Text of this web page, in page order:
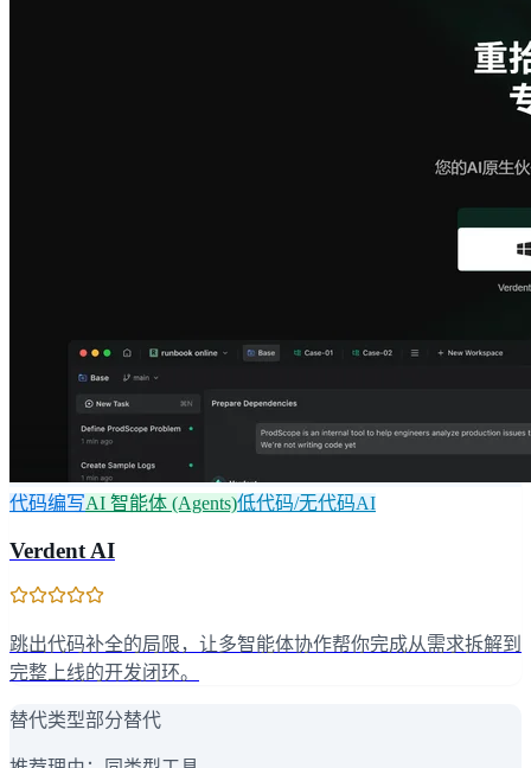
代码编写AI 智能体 (Agents)低代码/无代码AI
Verdent AI
跳出代码补全的局限，让多智能体协作帮你完成从需求拆解到
完整上线的开发闭环。
替代类型部分替代